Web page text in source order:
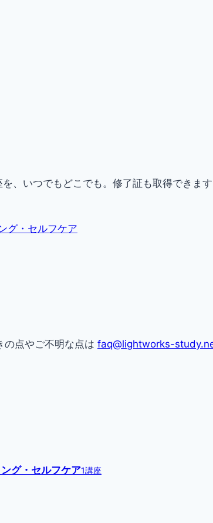
、いつでもどこでも。修了証も取得できます
グ・セルフケア
の点やご不明な点は faq@lightworks-
グ・セルフケア1講座